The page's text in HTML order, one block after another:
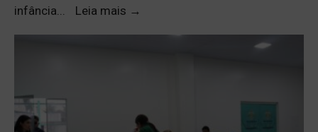
infância... Leia mais →